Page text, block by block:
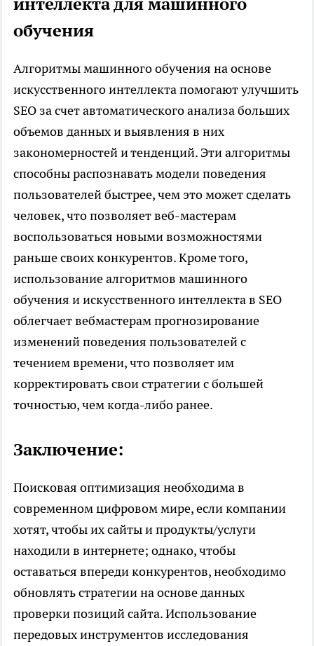
обучения
Алгоритмы машинного обучения на основе
искусственного интеллекта помогают улучшить
SEO за счет автоматического анализа больших
объемов данных и выявления в них
закономерностей и тенденций. Эти алгоритмы
способны распознавать модели поведения
пользователей быстрее, чем это может сделать
человек, что позволяет веб-мастерам
воспользоваться новыми возможностями
раньше своих конкурентов. Кроме того,
использование алгоритмов машинного
обучения и искусственного интеллекта в SEO
облегчает вебмастерам прогнозирование
изменений поведения пользователей с
течением времени, что позволяет им
корректировать свои стратегии с большей
точностью, чем когда-либо ранее.
Заключение:
Поисковая оптимизация необходима в
современном цифровом мире, если компании
хотят, чтобы их сайты и продукты/услуги
находили в интернете; однако, чтобы
оставаться впереди конкурентов, необходимо
обновлять стратегии на основе данных
проверки позиций сайта. Использование
передовых инструментов исследования